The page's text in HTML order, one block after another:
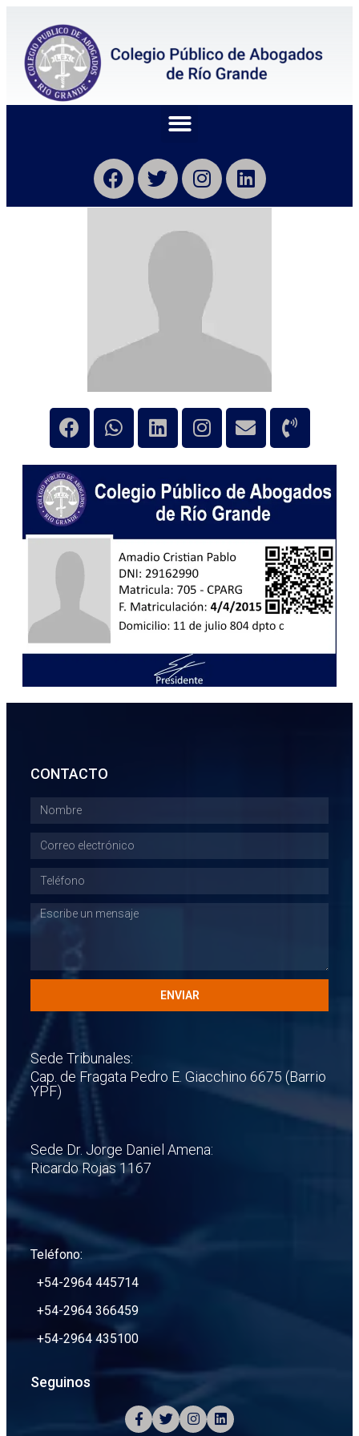
CONTACTO
ENVIAR
Sede Tribunales:
Cap. de Fragata Pedro E. Giacchino 6675 (Barrio
YPF)
Sede Dr. Jorge Daniel Amena:
Ricardo Rojas 1167
Teléfono:
+54-2964 445714
+54-2964 366459
+54-2964 435100
Seguinos